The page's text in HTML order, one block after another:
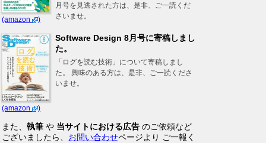
(amazon )
月号を見逃された方は、是非、ご一読くだ
さいませ。
(amazon )
Software Design 8月号に寄稿しまし
た。
「ログを読む技術」について寄稿しまし
た。 興味のある方は、是非、ご一読くださ
いませ。
また、 執筆 や 当サイトにおける広告 のご依頼など
ございましたら、 お問い合わせページより ご一報く